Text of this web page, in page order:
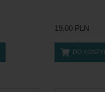
19,00 PLN
DO